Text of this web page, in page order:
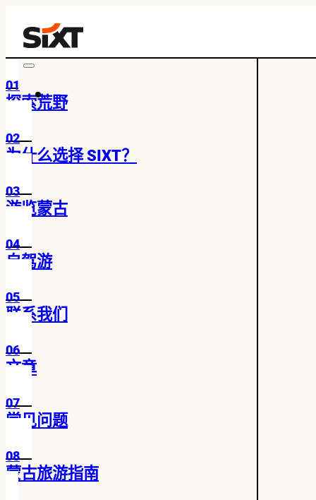
01
探索荒野
02
为什么选择 SIXT？
03
游览蒙古
04
自驾游
05
联系我们
06
文章
07
常见问题
08
蒙古旅游指南